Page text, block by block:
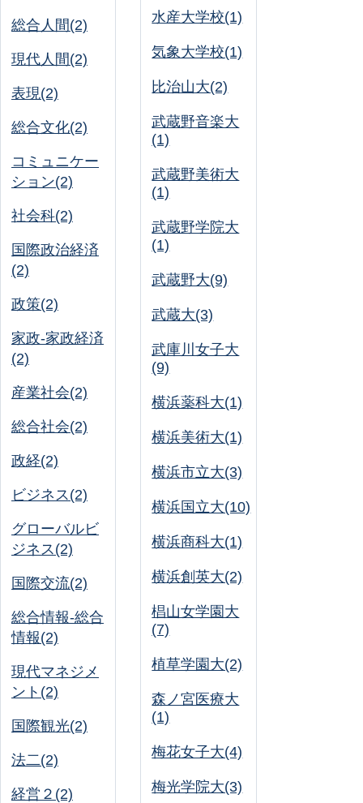
総合人間(2)
現代人間(2)
表現(2)
総合文化(2)
コミュニケー
ション(2)
社会科(2)
国際政治経済
(2)
政策(2)
家政-家政経済
(2)
産業社会(2)
総合社会(2)
政経(2)
ビジネス(2)
グローバルビ
ジネス(2)
国際交流(2)
総合情報-総合
情報(2)
現代マネジメ
ント(2)
国際観光(2)
法二(2)
経営２(2)
水産大学校(1)
気象大学校(1)
比治山大(2)
武蔵野音楽大
(1)
武蔵野美術大
(1)
武蔵野学院大
(1)
武蔵野大(9)
武蔵大(3)
武庫川女子大
(9)
横浜薬科大(1)
横浜美術大(1)
横浜市立大(3)
横浜国立大(10)
横浜商科大(1)
横浜創英大(2)
椙山女学園大
(7)
植草学園大(2)
森ノ宮医療大
(1)
梅花女子大(4)
梅光学院大(3)